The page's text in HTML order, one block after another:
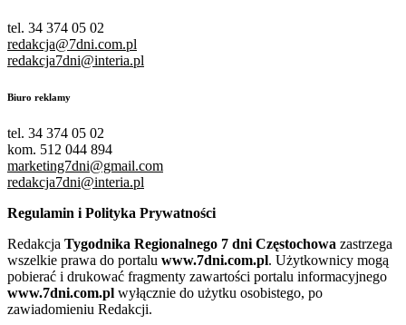
tel. 34 374 05 02
redakcja@7dni.com.pl
redakcja7dni@interia.pl
Biuro reklamy
tel. 34 374 05 02
kom. 512 044 894
marketing7dni@gmail.com
redakcja7dni@interia.pl
Regulamin i Polityka Prywatności
Redakcja Tygodnika Regionalnego 7 dni Częstochowa zastrzega
wszelkie prawa do portalu www.7dni.com.pl. Użytkownicy mogą
pobierać i drukować fragmenty zawartości portalu informacyjnego
www.7dni.com.pl wyłącznie do użytku osobistego, po
zawiadomieniu Redakcji.